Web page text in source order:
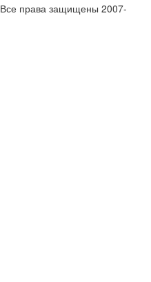
Все права защищены 2007-